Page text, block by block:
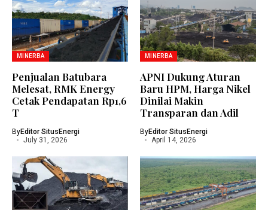
MINERBA
Penjualan Batubara
Melesat, RMK Energy
Cetak Pendapatan Rp1,6
T
ByEditor SitusEnergi
July 31, 2026
MINERBA
APNI Dukung Aturan
Baru HPM, Harga Nikel
Dinilai Makin
Transparan dan Adil
ByEditor SitusEnergi
April 14, 2026